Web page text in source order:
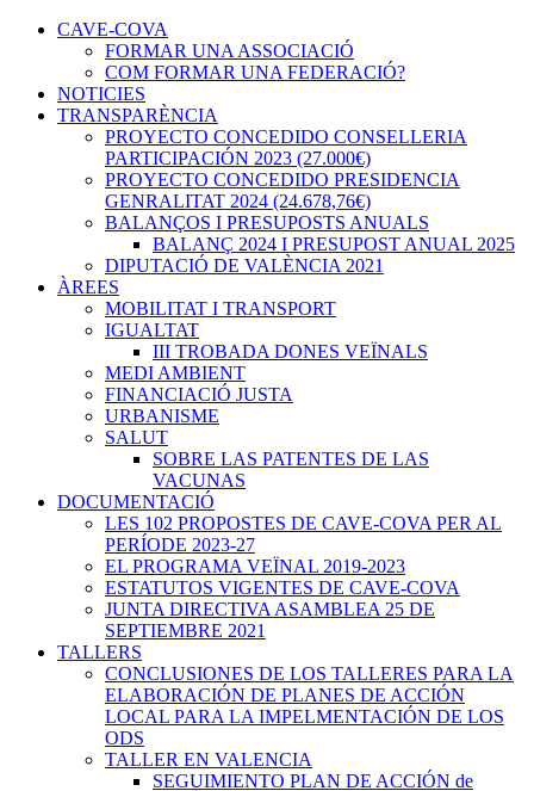
CAVE-COVA
FORMAR UNA ASSOCIACIÓ
COM FORMAR UNA FEDERACIÓ?
NOTICIES
TRANSPARÈNCIA
PROYECTO CONCEDIDO CONSELLERIA
PARTICIPACIÓN 2023 (27.000€)
PROYECTO CONCEDIDO PRESIDENCIA
GENRALITAT 2024 (24.678,76€)
BALANÇOS I PRESUPOSTS ANUALS
BALANÇ 2024 I PRESUPOST ANUAL 2025
DIPUTACIÓ DE VALÈNCIA 2021
ÀREES
MOBILITAT I TRANSPORT
IGUALTAT
III TROBADA DONES VEÏNALS
MEDI AMBIENT
FINANCIACIÓ JUSTA
URBANISME
SALUT
SOBRE LAS PATENTES DE LAS
VACUNAS
DOCUMENTACIÓ
LES 102 PROPOSTES DE CAVE-COVA PER AL
PERÍODE 2023-27
EL PROGRAMA VEÏNAL 2019-2023
ESTATUTOS VIGENTES DE CAVE-COVA
JUNTA DIRECTIVA ASAMBLEA 25 DE
SEPTIEMBRE 2021
TALLERS
CONCLUSIONES DE LOS TALLERES PARA LA
ELABORACIÓN DE PLANES DE ACCIÓN
LOCAL PARA LA IMPELMENTACIÓN DE LOS
ODS
TALLER EN VALENCIA
SEGUIMIENTO PLAN DE ACCIÓN de